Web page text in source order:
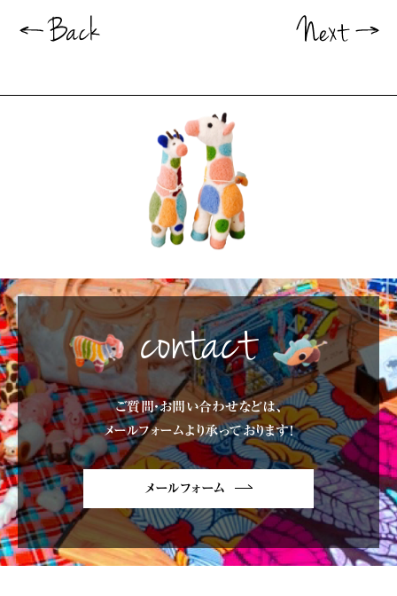
contact
ご質問・お問い合わせなどは、
メールフォームより承っております!
メールフォーム